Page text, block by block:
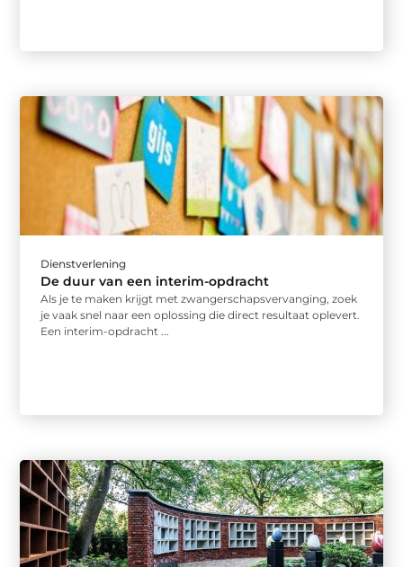
Dienstverlening
De duur van een interim-opdracht
Als je te maken krijgt met zwangerschapsvervanging, zoek
je vaak snel naar een oplossing die direct resultaat oplevert.
Een interim-opdracht ...